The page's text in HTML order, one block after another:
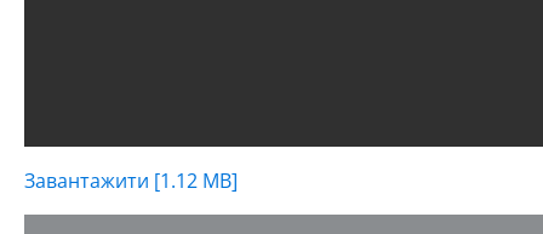
Завантажити [1.12 MB]